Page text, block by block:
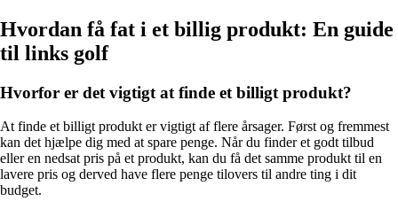
Hvordan få fat i et billig produkt: En guide
til links golf
Hvorfor er det vigtigt at finde et billigt produkt?
At finde et billigt produkt er vigtigt af flere årsager. Først og fremmest
kan det hjælpe dig med at spare penge. Når du finder et godt tilbud
eller en nedsat pris på et produkt, kan du få det samme produkt til en
lavere pris og derved have flere penge tilovers til andre ting i dit
budget.